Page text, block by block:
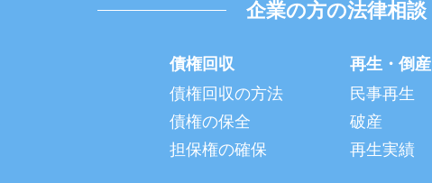
企業の方の法律相談
債権回収
債権回収の方法
債権の保全
担保権の確保
再生・倒産
民事再生
破産
再生実績